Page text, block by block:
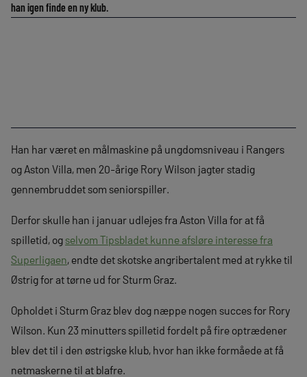
han igen finde en ny klub.
Han har været en målmaskine på ungdomsniveau i Rangers
og Aston Villa, men 20-årige Rory Wilson jagter stadig
gennembruddet som seniorspiller.
Derfor skulle han i januar udlejes fra Aston Villa for at få
spilletid, og selvom Tipsbladet kunne afsløre interesse fra
Superligaen, endte det skotske angribertalent med at rykke til
Østrig for at tørne ud for Sturm Graz.
Opholdet i Sturm Graz blev dog næppe nogen succes for Rory
Wilson. Kun 23 minutters spilletid fordelt på fire optrædener
blev det til i den østrigske klub, hvor han ikke formåede at få
netmaskerne til at blafre.